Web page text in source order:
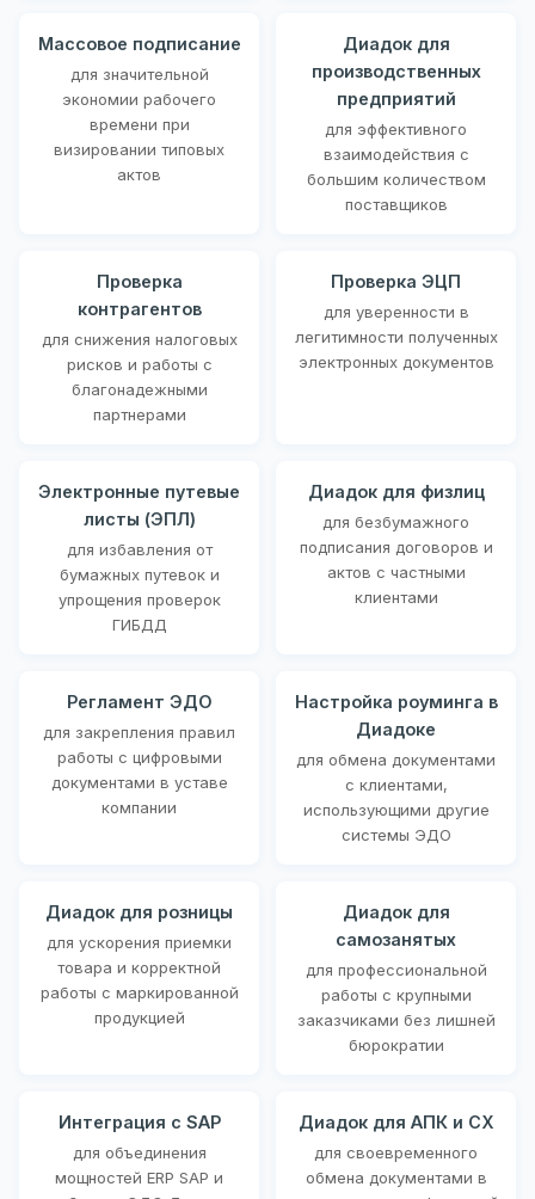
Массовое подписание
для значительной
экономии рабочего
времени при
визировании типовых
актов
Диадок для
производственных
предприятий
для эффективного
взаимодействия с
большим количеством
поставщиков
Проверка
контрагентов
для снижения налоговых
рисков и работы с
благонадежными
партнерами
Проверка ЭЦП
для уверенности в
легитимности полученных
электронных документов
Электронные путевые
листы (ЭПЛ)
для избавления от
бумажных путевок и
упрощения проверок
ГИБДД
Диадок для физлиц
для безбумажного
подписания договоров и
актов с частными
клиентами
Регламент ЭДО
для закрепления правил
работы с цифровыми
документами в уставе
компании
Настройка роуминга в
Диадоке
для обмена документами
с клиентами,
использующими другие
системы ЭДО
Диадок для розницы
для ускорения приемки
товара и корректной
работы с маркированной
продукцией
Диадок для
самозанятых
для профессиональной
работы с крупными
заказчиками без лишней
бюрократии
Интеграция с SAP
для объединения
мощностей ERP SAP и
Диадок для АПК и СХ
для своевременного
обмена документами в